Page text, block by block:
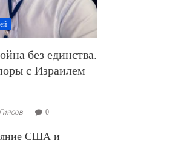
без единства.
с Израилем
0
США и